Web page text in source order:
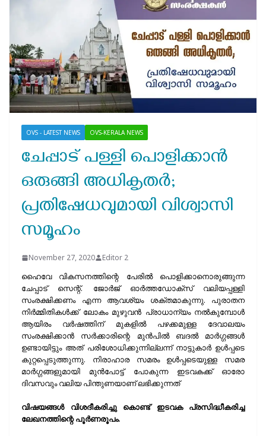
OVS - LATEST NEWS OVS-KERALA NEWS
ചേപ്പാട് പള്ളി പൊളിക്കാൻ
ഒരുങ്ങി അധികൃതർ;
പ്രതിഷേധവുമായി വിശ്വാസി
സമൂഹം
November 27, 2020 Editor 2
ഹൈവേ വികസനത്തിന്റെ പേരിൽ പൊളിക്കാനൊരുങ്ങുന്ന
ചേപ്പാട് സെന്റ്. ജോർജ് ഓർത്തഡോക്സ്‌ വലിയപ്പള്ളി
സംരക്ഷിക്കണം എന്ന ആവശ്യം ശക്തമാകുന്നു. പുരാതന
നിർമ്മിതികൾക്ക് ലോകം മുഴുവൻ പ്രാധാന്യം നൽകുമ്പോൾ
ആയിരം വർഷത്തിന് മുകളിൽ പഴക്കമുള്ള ദേവാലയം
സംരക്ഷിക്കാൻ സർക്കാരിന്റെ മുൻപിൽ ബദൽ മാർഗ്ഗങ്ങൾ
ഉണ്ടായിട്ടും അത് പരിശോധിക്കുന്നില്ലന്ന് നാട്ടുകാർ ഉൾപ്പടെ
കുറ്റപ്പെടുത്തുന്നു. നിരാഹാര സമരം ഉൾപ്പടെയുള്ള സമര
മാർഗ്ഗങ്ങളുമായി മുൻപോട്ട് പോകുന്ന ഇടവകക്ക് ഓരോ
ദിവസവും വലിയ പിന്തുണയാണ് ലഭിക്കുന്നത്
വിഷയങ്ങൾ വിശദീകരിച്ചു കൊണ്ട് ഇടവക പ്രസിദ്ധീകരിച്ച
ലേഖനത്തിന്റെ പൂർണരൂപം.